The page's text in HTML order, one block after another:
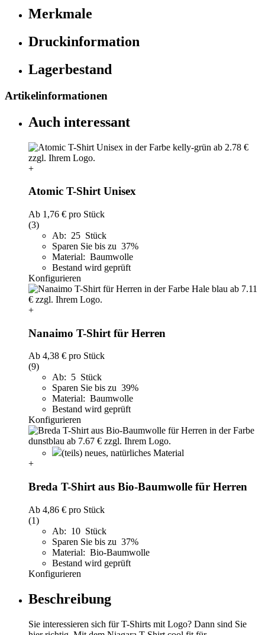
Merkmale
Druckinformation
Lagerbestand
Artikelinformationen
Auch interessant
+
Atomic T-Shirt Unisex
Ab 1,76 € pro Stück
(3)
Ab: 25 Stück
Sparen Sie bis zu 37%
Material: Baumwolle
Bestand wird geprüft
Konfigurieren
+
Nanaimo T-Shirt für Herren
Ab 4,38 € pro Stück
(9)
Ab: 5 Stück
Sparen Sie bis zu 39%
Material: Baumwolle
Bestand wird geprüft
Konfigurieren
(teils) neues, natürliches Material
+
Breda T-Shirt aus Bio-Baumwolle für Herren
Ab 4,86 € pro Stück
(1)
Ab: 10 Stück
Sparen Sie bis zu 37%
Material: Bio-Baumwolle
Bestand wird geprüft
Konfigurieren
Beschreibung
Sie interessieren sich für T-Shirts mit Logo? Dann sind Sie